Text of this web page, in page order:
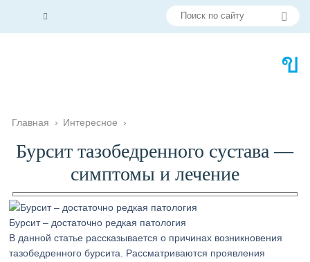
Главная › Интересное ›
Бурсит тазобедренного сустава —
симптомы и лечение
Бурсит – достаточно редкая патология
В данной статье рассказывается о причинах возникновения
тазобедренного бурсита. Рассматриваются проявления